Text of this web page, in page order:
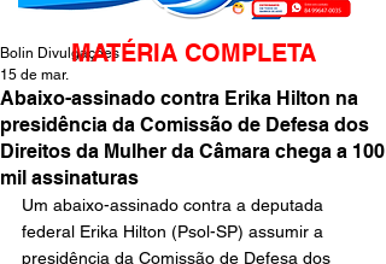
Abaixo-assinado contra Erika Hilton na
presidência da Comissão de Defesa dos
Direitos da Mulher da Câmara chega a 100
mil assinaturas
Bolin Divulgações
15 de mar.
Um abaixo-assinado contra a deputada
federal Erika Hilton (Psol-SP) assumir a
presidência da Comissão de Defesa dos
MATÉRIA COMPLETA